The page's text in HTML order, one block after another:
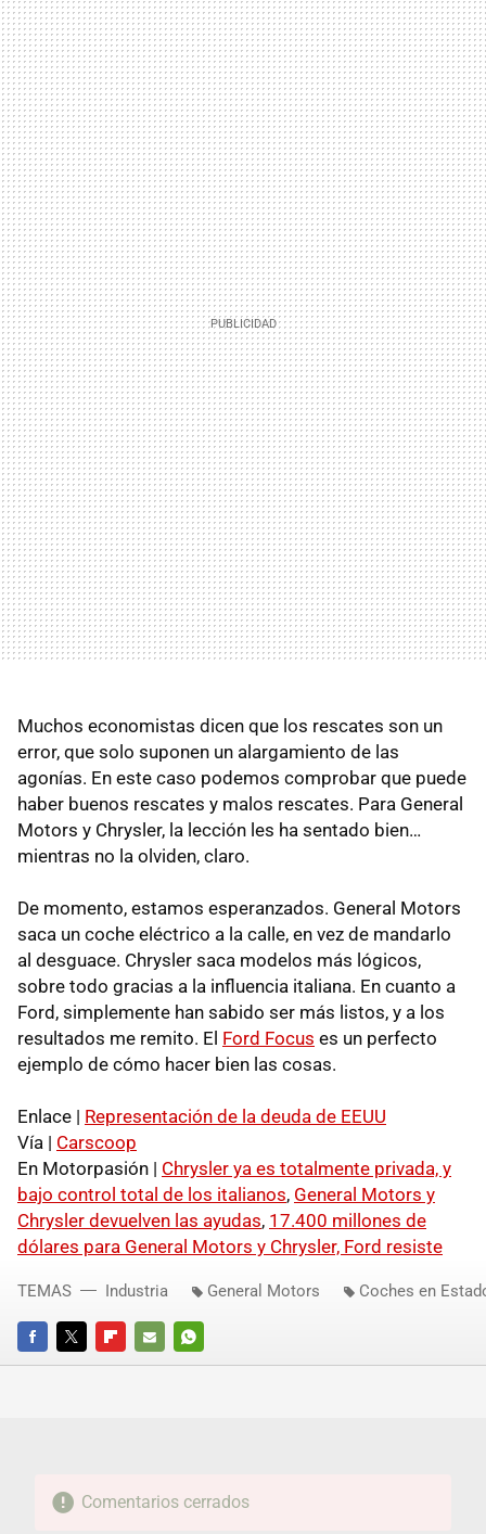
Muchos economistas dicen que los rescates son un
error, que solo suponen un alargamiento de las
agonías. En este caso podemos comprobar que puede
haber buenos rescates y malos rescates. Para General
Motors y Chrysler, la lección les ha sentado bien…
mientras no la olviden, claro.
De momento, estamos esperanzados. General Motors
saca un coche eléctrico a la calle, en vez de mandarlo
al desguace. Chrysler saca modelos más lógicos,
sobre todo gracias a la influencia italiana. En cuanto a
Ford, simplemente han sabido ser más listos, y a los
resultados me remito. El Ford Focus es un perfecto
ejemplo de cómo hacer bien las cosas.
Enlace | Representación de la deuda de EEUU
Vía | Carscoop
En Motorpasión | Chrysler ya es totalmente privada, y
bajo control total de los italianos, General Motors y
Chrysler devuelven las ayudas, 17.400 millones de
dólares para General Motors y Chrysler, Ford resiste
FACEBOOKTWITTERFLIPBOARD
E-
WHATSAPP
TEMAS Industria General Motors Coches en
Comentarios cerrados